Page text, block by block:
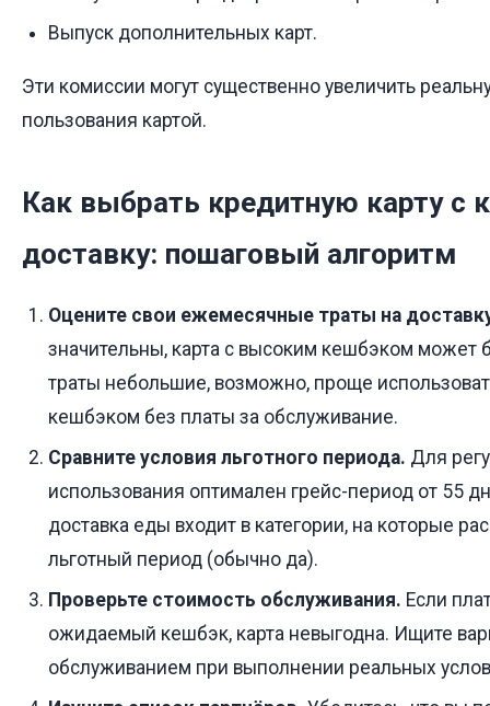
Выпуск дополнительных карт.
Эти комиссии могут существенно увеличить
пользования картой.
Как выбрать кредитную карту с
доставку: пошаговый алгоритм
Оцените свои ежемесячные траты на
значительны, карта с высоким кешбэком может
траты небольшие, возможно, проще
кешбэком без платы за обслуживание.
Сравните условия льготного периода. Для
использования оптимален грейс-период от 55
доставка еды входит в категории, на которые
льготный период (обычно да).
Проверьте стоимость обслуживания. Если
ожидаемый кешбэк, карта невыгодна. Ищите
обслуживанием при выполнении реальных